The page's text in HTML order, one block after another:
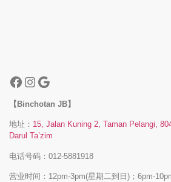
【Binchotan JB】
地址： 15, Jalan Kuning 2, Taman Pelangi,
Darul Ta’zim
电话号码：012-5881918
营业时间：12pm-3pm(星期二到日)；6pm-